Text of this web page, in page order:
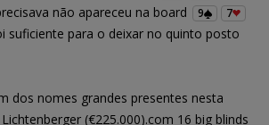
não apareceu na board
9
7
suficiente para o deixar no quinto posto
dos nomes grandes presentes nesta
(€225.000).com 16 big blinds